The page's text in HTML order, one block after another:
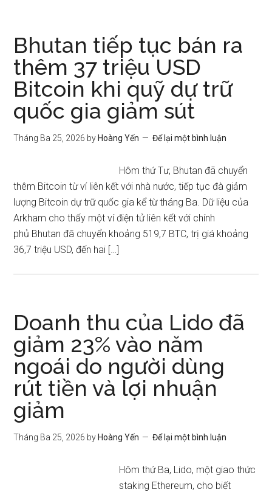
Bhutan tiếp tục bán ra
thêm 37 triệu USD
Bitcoin khi quỹ dự trữ
quốc gia giảm sút
Tháng Ba 25, 2026 by Hoàng Yến Để lại một bình luận
Hôm thứ Tư, Bhutan đã chuyển
thêm Bitcoin từ ví liên kết với nhà nước, tiếp tục đà giảm
lượng Bitcoin dự trữ quốc gia kể từ tháng Ba. Dữ liệu của
Arkham cho thấy một ví điện tử liên kết với chính
phủ Bhutan đã chuyển khoảng 519,7 BTC, trị giá khoảng
36,7 triệu USD, đến hai […]
Doanh thu của Lido đã
giảm 23% vào năm
ngoái do người dùng
rút tiền và lợi nhuận
giảm
Tháng Ba 25, 2026 by Hoàng Yến Để lại một bình luận
Hôm thứ Ba, Lido, một giao thức
staking Ethereum, cho biết